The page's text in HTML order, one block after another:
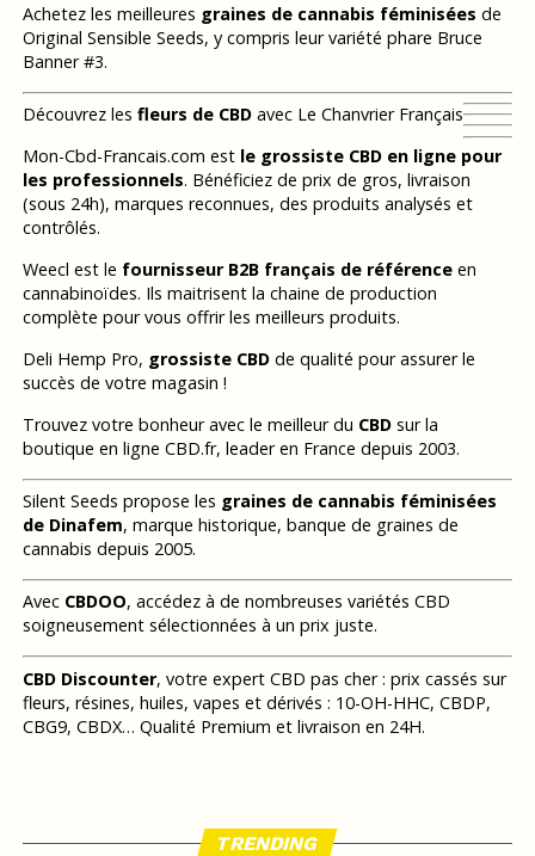
Achetez les meilleures graines de cannabis féminisées de
Original Sensible Seeds, y compris leur variété phare Bruce
Banner #3.
Découvrez les fleurs de CBDavec Le Chanvrier Français
Mon-Cbd-Francais.com est le grossiste CBD en ligne pour
les professionnels. Bénéficiez de prix de gros, livraison
(sous 24h), marques reconnues, des produits analysés et
contrôlés.
Weecl est le fournisseur B2B français de référenceen
cannabinoïdes. Ils maitrisent la chaine de production
complète pour vous offrir les meilleurs produits.
Deli Hemp Pro, grossiste CBDde qualité pour assurer le
succès de votre magasin !
Trouvez votre bonheur avec le meilleur du CBDsur la
boutique en ligne CBD.fr, leader en France depuis 2003.
Silent Seeds propose les graines de cannabis féminisées
de Dinafem, marque historique, banque de graines de
cannabis depuis 2005.
Avec CBDOO, accédez à de nombreuses variétés CBD
soigneusement sélectionnées à un prix juste.
CBD Discounter, votre expert CBD pas cher : prix cassés sur
fleurs, résines, huiles, vapes et dérivés : 10-OH-HHC, CBDP,
CBG9, CBDX… Qualité Premium et livraison en 24H.
TRENDING